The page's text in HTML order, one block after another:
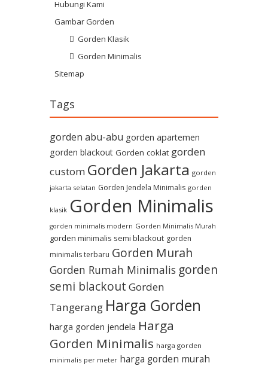
Hubungi Kami
Gambar Gorden
Gorden Klasik
Gorden Minimalis
Sitemap
Tags
gorden abu-abu gorden apartemen
gorden blackout Gorden coklat gorden
custom Gorden Jakarta gorden
jakarta selatan Gorden Jendela Minimalis gorden
klasik Gorden Minimalis
gorden minimalis modern Gorden Minimalis Murah
gorden minimalis semi blackout gorden
minimalis terbaru Gorden Murah
Gorden Rumah Minimalis gorden
semi blackout Gorden
Tangerang Harga Gorden
harga gorden jendela Harga
Gorden Minimalis harga gorden
minimalis per meter harga gorden murah